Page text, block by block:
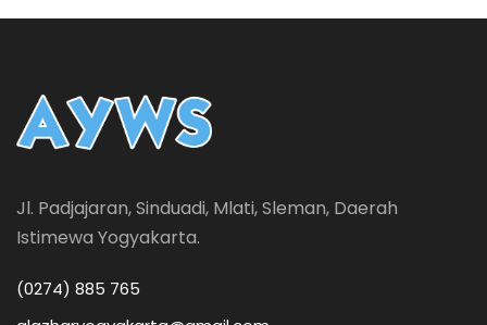
Jl. Padjajaran, Sinduadi, Mlati, Sleman, Daerah
Istimewa Yogyakarta.
(0274) 885 765